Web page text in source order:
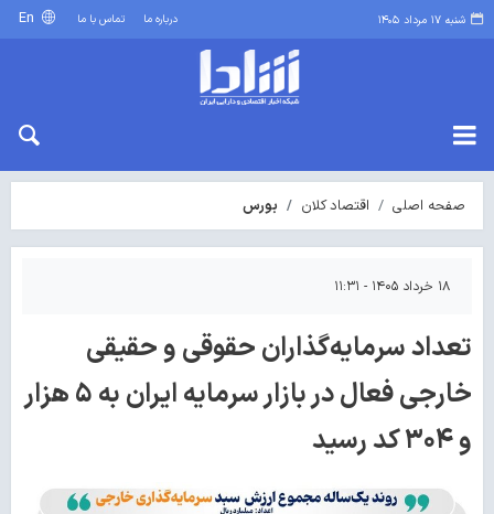
شنبه ۱۷ مرداد ۱۴۰۵ درباره ما تماس با ما
صفحه اصلی اقتصاد کلان بورس
۱۸ خرداد ۱۴۰۵ - ۱۱:۳۱
تعداد سرمایه‌گذاران حقوقی و حقیقی
خارجی فعال در بازار سرمایه ایران به ۵ هزار
و ۳۰۴ کد رسید